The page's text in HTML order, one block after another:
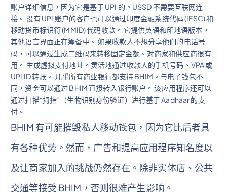
账户详细信息，因为它是基于 UPI 的。USSD 不需要互联网连
接。 没有 UPI 账户的客户也可以通过印度金融系统代码 (IFSC) 和
移动货币标识符 (MMID) 代码收款。 它提供英语和印地语版本，
其他语言界面正在筹备中。 如果收款人不想分享他们的电话号
码，可以通过生成二维码来转移固定金额。对商家和供应商很有
用。 生成虚拟支付地址。灵活地通过收款人的手机号码、VPA 或
UPI ID 转账。 几乎所有商业银行都支持 BHIM。与电子钱包不
同，资金可以通过 BHIM 直接转入银行账户。 该应用程序还可以
通过扫描“拇指”（生物识别身份验证）进行基于 Aadhaar 的支
付。
BHIM 有可能摧毁私人移动钱包，因为它比后者具
有各种优势。然而，广告和提高应用程序知名度以
及让商家加入的挑战仍然存在。除非实体店、公共
交通等接受 BHIM，否则很难产生影响。